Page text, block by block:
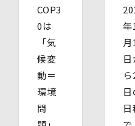
・ 委任を受けたご本人の本
(3)開示等のご請求の手数料
1回のお求めにつき1,000円
す。その他の方法でご請求
相談させていただきます。）
(4)開示等の請求及びお問い
個人情報保護管理者
株式会社バイウィル 管理部
COP3
0は
「気
候変
動＝
環境
問
年
月
ら
日